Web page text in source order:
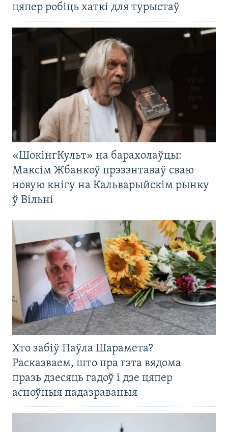
цяпер робіць хаткі для турыстаў
«ШокінгКульт» на барахолаўцы:
Максім Жбанкоў прэзэнтаваў сваю
новую кнігу на Кальварыйскім рынку
ў Вільні
Хто забіў Паўла Шарамета?
Расказваем, што пра гэта вядома
празь дзесяць гадоў і дзе цяпер
асноўныя падазраваныя